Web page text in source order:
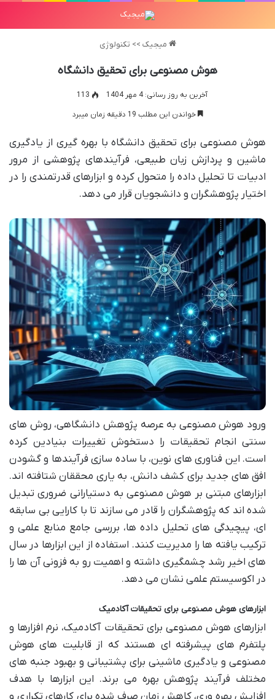
میجیک >> تکنولوژی
هوش مصنوعی برای تحقیق دانشگاه
آخرین به روز رسانی: 4 مهر 1404
113
خواندن این مطلب 19 دقیقه زمان میبرد
هوش مصنوعی برای تحقیق دانشگاه با بهره گیری از یادگیری
ماشین و پردازش زبان طبیعی، فرآیندهای پژوهشی از مرور
ادبیات تا تحلیل داده را متحول کرده و ابزارهای قدرتمندی را در
اختیار پژوهشگران و دانشجویان قرار می دهد.
ورود هوش مصنوعی به عرصه پژوهش دانشگاهی، روش های
سنتی انجام تحقیقات را دستخوش تغییرات بنیادین کرده
است. این فناوری های نوین، با ساده سازی فرآیندها و گشودن
افق های جدید برای کشف دانش، به یاری محققان شتافته اند.
ابزارهای مبتنی بر هوش مصنوعی به دستیارانی ضروری تبدیل
شده اند که پژوهشگران را قادر می سازند تا با کارایی بی سابقه
ای، پیچیدگی های تحلیل داده ها، بررسی جامع منابع علمی و
ترکیب یافته ها را مدیریت کنند. استفاده از این ابزارها در سال
های اخیر رشد چشمگیری داشته و اهمیت رو به فزونی آن ها را
در اکوسیستم علمی نشان می دهد.
ابزارهای هوش مصنوعی برای تحقیقات آکادمیک
ابزارهای هوش مصنوعی برای تحقیقات آکادمیک، نرم افزارها و
پلتفرم های پیشرفته ای هستند که از قابلیت های هوش
مصنوعی و یادگیری ماشینی برای پشتیبانی و بهبود جنبه های
مختلف فرآیند پژوهش بهره می برند. این ابزارها با هدف